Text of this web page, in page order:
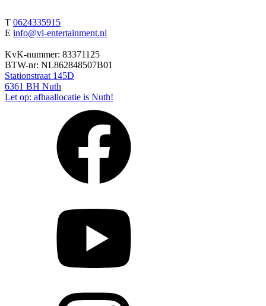
T 0624335915
E info@vl-entertainment.nl
KvK-nummer: 83371125
BTW-nr: NL862848507B01
Stationstraat 145D
6361 BH Nuth
Let op: afhaallocatie is Nuth!